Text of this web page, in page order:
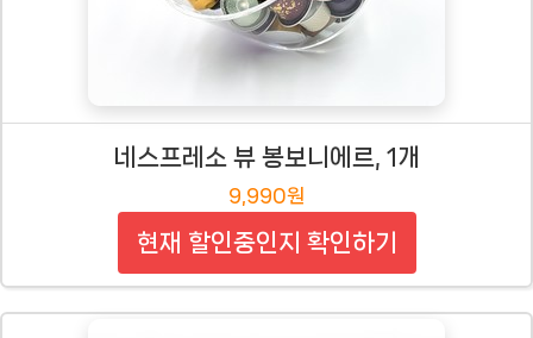
네스프레소 뷰 봉보니에르, 1개
9,990원
현재 할인중인지 확인하기